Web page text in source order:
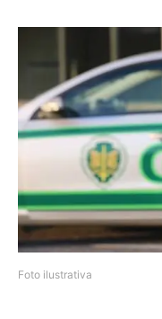
Foto ilustrativa